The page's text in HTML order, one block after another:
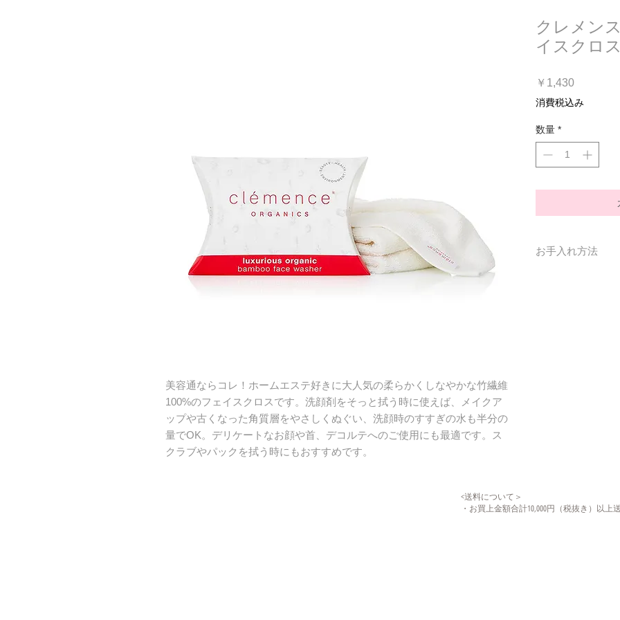
美容通ならコレ！ホームエステ好きに大人気の柔らかくしなやかな竹繊維
100%のフェイスクロスです。洗顔剤をそっと拭う時に使えば、メイクア
ップや古くなった角質層をやさしくぬぐい、洗顔時のすすぎの水も半分の
量でOK。デリケートなお顔や首、デコルテへのご使用にも最適です。ス
クラブやパックを拭う時にもおすすめです。
クレメン
イスクロス
￥1,430価
格
消費税込み
数量 *
お手入れ方法
<送料について＞
・お買上金額合計10,000円（税抜き）以上